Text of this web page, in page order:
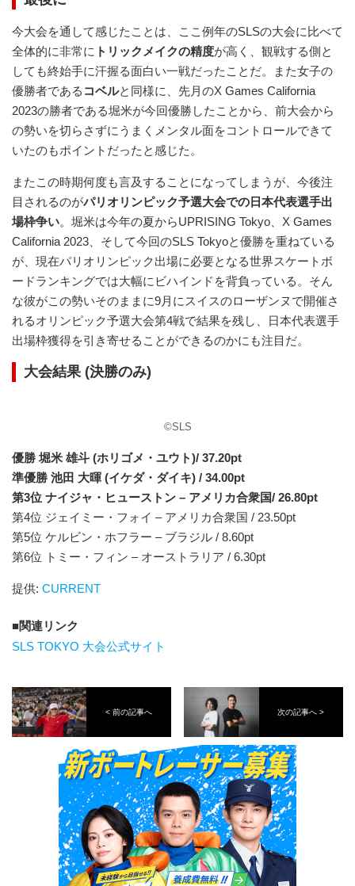
今大会を通して感じたことは、ここ例年のSLSの大会に比べて
全体的に非常に トリックメイクの精度が高く、観戦する側と
しても終始手に汗握る面白い一戦だったことだ。また女子の
優勝者である コベルと同様に、先月のX Games California
2023の勝者である堀米が今回優勝したことから、前大会から
の勢いを切らさずにうまくメンタル面をコントロールできて
いたのもポイントだったと感じた。
またこの時期何度も言及することになってしまうが、今後注
目されるのがパリオリンピック予選大会での日本代表選手出
場枠争い。堀米は今年の夏からUPRISING Tokyo、X Games
California 2023、そして今回のSLS Tokyoと優勝を重ねている
が、現在パリオリンピック出場に必要となる世界スケートボ
ードランキングでは大幅にビハインドを背負っている。そん
な彼がこの勢いそのままに9月にスイスのローザンヌで開催さ
れるオリンピック予選大会第4戦で結果を残し、日本代表選手
出場枠獲得を引き寄せることができるのかにも注目だ。
大会結果 (決勝のみ)
©︎SLS
優勝 堀米 雄斗 (ホリゴメ・ユウト)/ 37.20pt
準優勝 池田 大暉 (イケダ・ダイキ) / 34.00pt
第3位 ナイジャ・ヒューストン – アメリカ合衆国/ 26.80pt
第4位 ジェイミー・フォイ – アメリカ合衆国 / 23.50pt
第5位 ケルビン・ホフラー – ブラジル / 8.60pt
第6位 トミー・フィン – オーストラリア / 6.30pt
提供: CURRENT
関連リンク
SLS TOKYO 大会公式サイト
< 前の記事へ 次の記事へ >